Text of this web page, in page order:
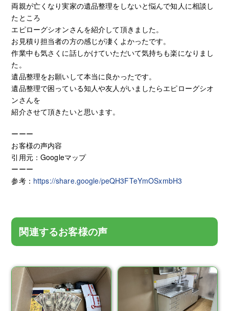
両親が亡くなり実家の遺品整理をしないと悩んで知人に相談し
たところ
エピローグシオンさんを紹介して頂きました。
お見積り担当者の方の感じが凄くよかったです。
作業中も気さくに話しかけていただいて気持ちも楽になりまし
た。
遺品整理をお願いして本当に良かったです。
遺品整理で困っている知人や友人がいましたらエピローグシオ
ンさんを
紹介させて頂きたいと思います。
ーーー
お客様の声内容
引用元：Googleマップ
ーーー
参考： https://share.google/peQH3FTeYmOSxmbH3
関連するお客様の声